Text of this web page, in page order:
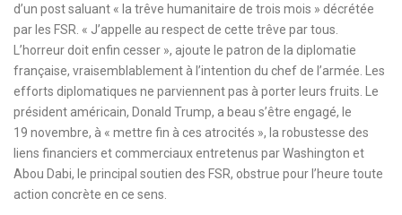
d’un post saluant « la trêve humanitaire de trois mois » décrétée
par les FSR. « J’appelle au respect de cette trêve par tous.
L’horreur doit enfin cesser », ajoute le patron de la diplomatie
française, vraisemblablement à l’intention du chef de l’armée. Les
efforts diplomatiques ne parviennent pas à porter leurs fruits. Le
président américain, Donald Trump, a beau s’être engagé, le
19 novembre, à « mettre fin à ces atrocités », la robustesse des
liens financiers et commerciaux entretenus par Washington et
Abou Dabi, le principal soutien des FSR, obstrue pour l’heure toute
action concrète en ce sens.